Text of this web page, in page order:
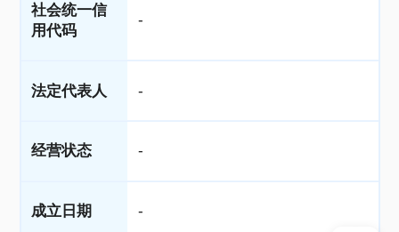
社会统一信
用代码
-
法定代表人 -
经营状态 -
成立日期 -